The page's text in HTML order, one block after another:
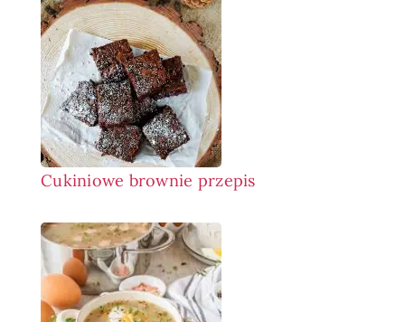
Cukiniowe brownie przepis